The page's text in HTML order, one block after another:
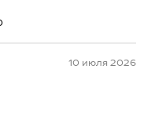
10 июля 2026